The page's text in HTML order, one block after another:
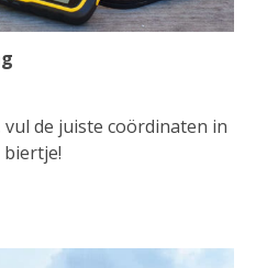
de juiste coördinaten in